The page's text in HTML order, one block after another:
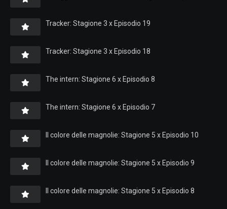
Tracker: Stagione 3 x Episodio 19
Tracker: Stagione 3 x Episodio 18
The intern: Stagione 6 x Episodio 8
The intern: Stagione 6 x Episodio 7
Il colore delle magnolie: Stagione 5 x Episodio 10
Il colore delle magnolie: Stagione 5 x Episodio 9
Il colore delle magnolie: Stagione 5 x Episodio 8